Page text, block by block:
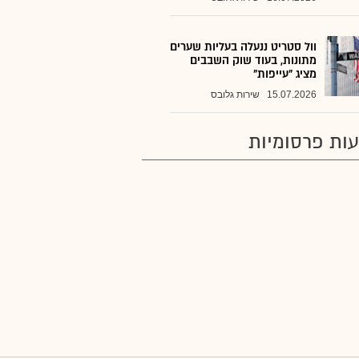
וול סטריט ננעלה בעליות שערים
מתונות, בעוד שוק השבבים
מציג "עייפות"
15.07.2026 שירות גלובס
פרסומיות